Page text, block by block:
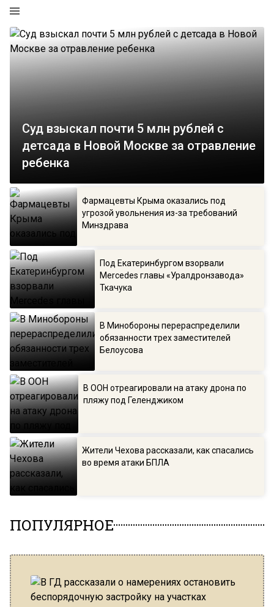
Суд взыскал почти 5 млн рублей с
детсада в Новой Москве за отравление
ребенка
Фармацевты Крыма оказались под
угрозой увольнения из-за требований
Минздрава
Под Екатеринбургом взорвали
Mercedes главы «Уралдронзавода»
Ткачука
В Минобороны перераспределили
обязанности трех заместителей
Белоусова
В ООН отреагировали на атаку дрона по
пляжу под Геленджиком
Жители Чехова рассказали, как спасались
во время атаки БПЛА
ПОПУЛЯРНОЕ